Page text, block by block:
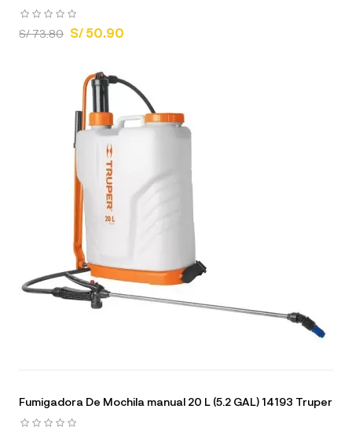
S/ 73.80 S/ 50.90
Fumigadora De Mochila manual 20 L (5.2 GAL) 14193 Truper